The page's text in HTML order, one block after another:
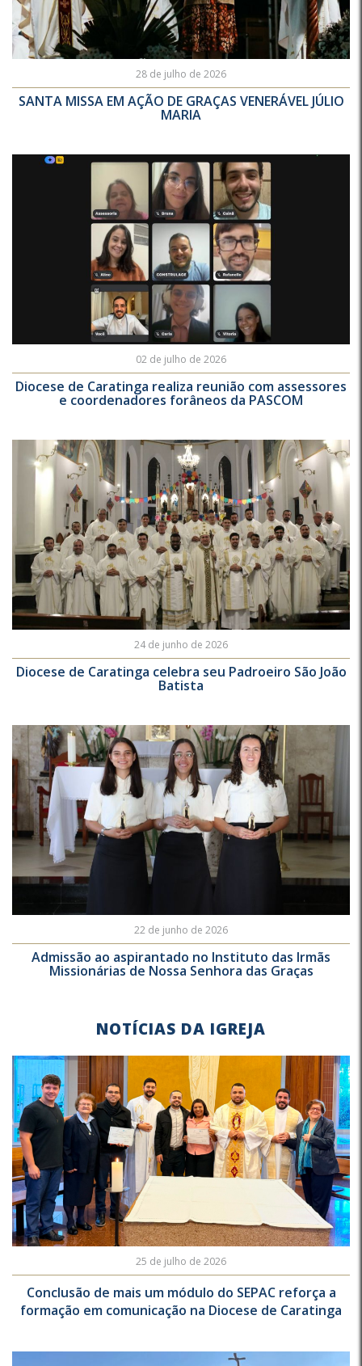
28 de julho de 2026
SANTA MISSA EM AÇÃO DE GRAÇAS VENERÁVEL JÚLIO
MARIA
02 de julho de 2026
Diocese de Caratinga realiza reunião com assessores
e coordenadores forâneos da PASCOM
24 de junho de 2026
Diocese de Caratinga celebra seu Padroeiro São João
Batista
22 de junho de 2026
Admissão ao aspirantado no Instituto das Irmãs
Missionárias de Nossa Senhora das Graças
NOTÍCIAS DA IGREJA
25 de julho de 2026
Conclusão de mais um módulo do SEPAC reforça a
formação em comunicação na Diocese de Caratinga